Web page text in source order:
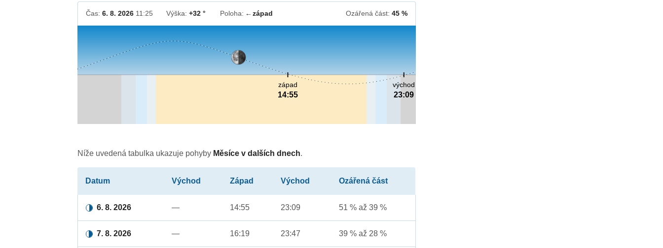
Čas:6. 8. 2026 11:25 Výška:+32 ° Poloha: ↓ západ Ozářená část: 45 %
východ
23:09
západ
14:55
Níže uvedená tabulka ukazuje pohyby Měsíce v dalších dnech.
Datum Východ Západ Východ Ozářená část
6. 8. 2026 — 14:55 23:09 51 % až 39 %
7. 8. 2026 — 16:19 23:47 39 % až 28 %